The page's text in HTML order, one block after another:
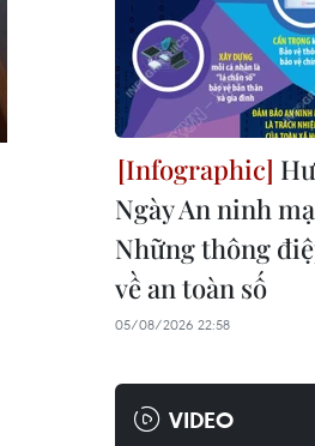
Ngày An ninh
Những thông
về an toàn số
05/08/2026 22:58
VIDEO